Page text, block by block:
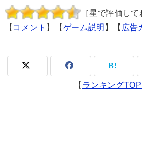
［星で評価して
【 コメント 】【 ゲーム説明 】【 広告
【 ランキング